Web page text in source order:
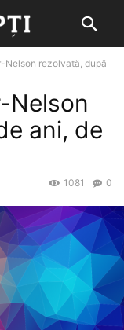
Nelson rezolvată, după
Nelson
ani, de
0
1081